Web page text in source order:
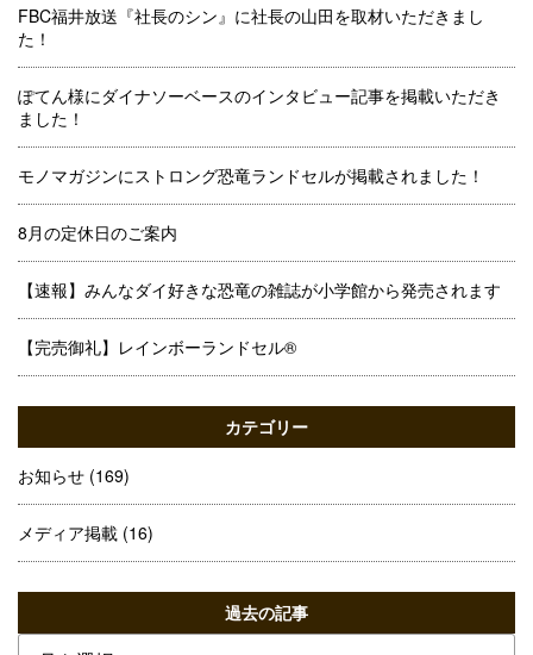
FBC福井放送『社長のシン』に社長の山田を取材いただきまし
た！
ぽてん様にダイナソーベースのインタビュー記事を掲載いただき
ました！
モノマガジンにストロング恐竜ランドセルが掲載されました！
8月の定休日のご案内
【速報】みんなダイ好きな恐竜の雑誌が小学館から発売されます
【完売御礼】レインボーランドセル®
カテゴリー
お知らせ (169)
メディア掲載 (16)
過去の記事